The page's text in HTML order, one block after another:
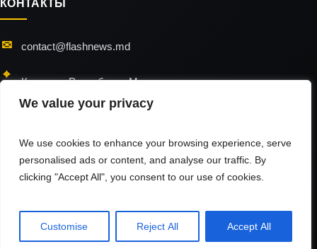
We value your privacy
We use cookies to enhance your browsing experience, serve
personalised ads or content, and analyse our traffic. By
clicking "Accept All", you consent to our use of cookies.
Customise Reject All Accept All
КОНТАКТЫ
contact@flashnews.md
Кишинэу, Республика Молдова
flashnews © 2026 / All Rights Reserved
гиперссылки на источник.